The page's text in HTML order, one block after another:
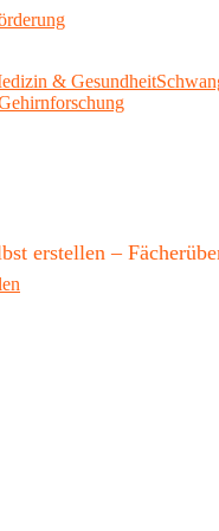
& Gesundheit
erstellen –